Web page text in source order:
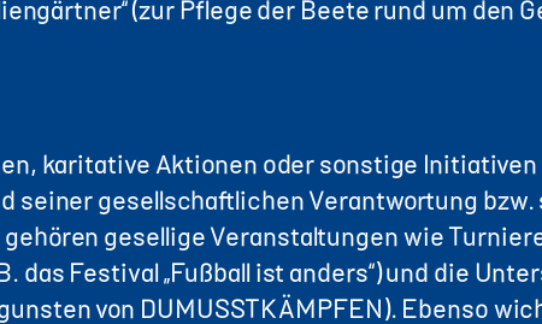
(zur Pflege der Beete rund um den
karitative Aktionen oder sonstige Initiativen
seiner gesellschaftlichen Verantwortung
gesellige Veranstaltungen wie
das Festival „Fußball ist anders“) und die
von DUMUSSTKÄMPFEN). Ebenso